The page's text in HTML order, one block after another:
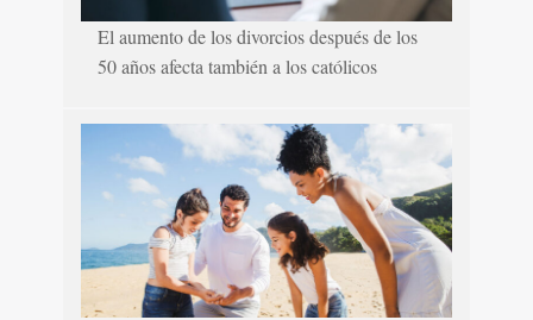
El aumento de los divorcios después de los
50 años afecta también a los católicos